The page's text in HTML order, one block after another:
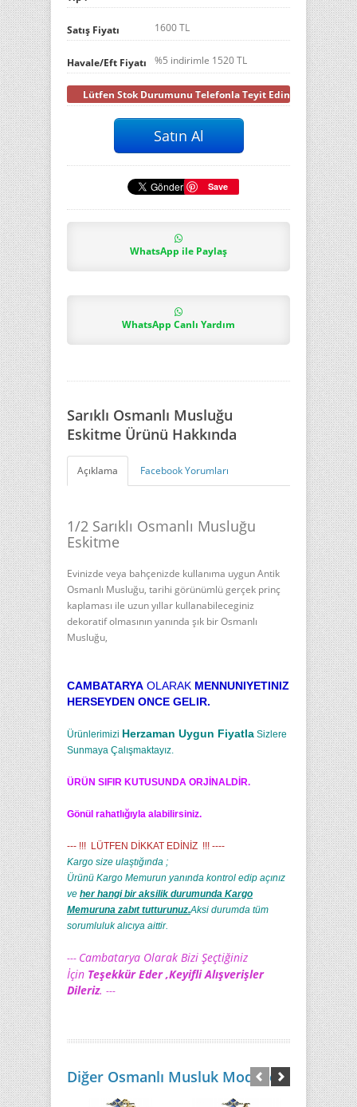
Satış Fiyatı 1600 TL
Havale/Eft Fiyatı %5 indirimle 1520TL
Lütfen Stok Durumunu Telefonla Teyit Ediniz
Save
WhatsApp ile Paylaş
WhatsApp Canlı Yardım
Sarıklı Osmanlı Musluğu
Eskitme Ürünü Hakkında
Açıklama Facebook Yorumları
1/2 Sarıklı Osmanlı Musluğu
Eskitme
Evinizde veya bahçenizde kullanıma uygun Antik
Osmanlı Musluğu, tarihi görünümlü gerçek prinç
kaplaması ile uzun yıllar kullanabileceginiz
dekoratif olmasının yanında şık bir Osmanlı
Musluğu,
CAMBATARYA OLARAK MENNUNIYETINIZ
HERSEYDEN ONCE GELIR.
Ürünlerimizi Herzaman Uygun Fiyatla Sizlere
Sunmaya Çalışmaktayız.
ÜRÜN SIFIR KUTUSUNDA ORJİNALDİR.
Gönül rahatlığıyla alabilirsiniz.
--- !!! LÜTFEN DİKKAT EDİNİZ !!! ----
Kargo size ulaştığında ;
Ürünü Kargo Memurun yanında kontrol edip açınız
ve her hangi bir aksilik durumunda Kargo
Memuruna zabıt tutturunuz.Aksi durumda tüm
sorumluluk alıcıya aittir.
--- Cambatarya Olarak Bizi Şeçtiğiniz
İçin Teşekkür Eder ,Keyifli Alışverişler
Dileriz. ---
Diğer Osmanlı Musluk Modelleri